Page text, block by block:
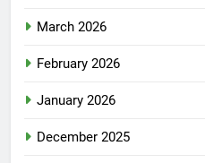
March 2026
February 2026
January 2026
December 2025